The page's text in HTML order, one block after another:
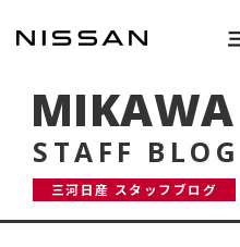
STAFF BLOG
三河日産 スタッフブログ